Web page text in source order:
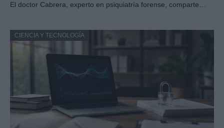
El doctor Cabrera, experto en psiquiatría forense, comparte…
CIENCIA Y TECNOLOGÍA